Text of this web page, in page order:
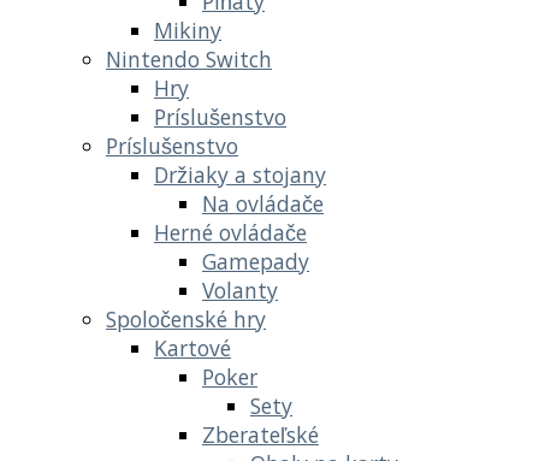
Mikiny
Nintendo Switch
Hry
Príslušenstvo
Príslušenstvo
Držiaky a stojany
Na ovládače
Herné ovládače
Gamepady
Volanty
Spoločenské hry
Kartové
Poker
Sety
Zberateľské